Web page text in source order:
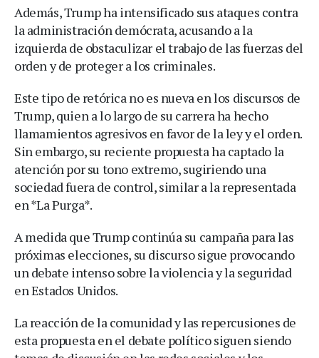
Además, Trump ha intensificado sus ataques contra
la administración demócrata, acusando a la
izquierda de obstaculizar el trabajo de las fuerzas del
orden y de proteger a los criminales.
Este tipo de retórica no es nueva en los discursos de
Trump, quien a lo largo de su carrera ha hecho
llamamientos agresivos en favor de la ley y el orden.
Sin embargo, su reciente propuesta ha captado la
atención por su tono extremo, sugiriendo una
sociedad fuera de control, similar a la representada
en *La Purga*.
A medida que Trump continúa su campaña para las
próximas elecciones, su discurso sigue provocando
un debate intenso sobre la violencia y la seguridad
en Estados Unidos.
La reacción de la comunidad y las repercusiones de
esta propuesta en el debate político siguen siendo